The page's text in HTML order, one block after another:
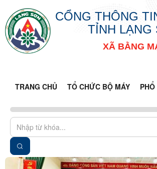
CỔNG THÔNG
TỈNH LẠNG
XÃ BẰNG
TRANG CHỦ TỔ CHỨC BỘ MÁY